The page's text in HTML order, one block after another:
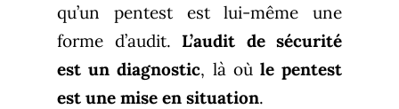
qu’un pentest est lui-même une
forme d’audit. L’audit de sécurité
est un diagnostic, là où le pentest
est une mise en situation.